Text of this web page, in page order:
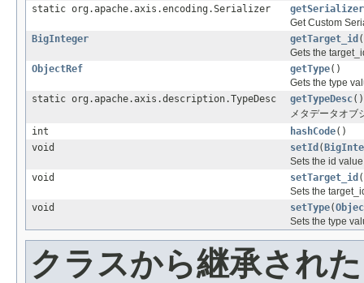
static org.apache.axis.encoding.Serializer
getSerializer
Get Custom
BigInteger
getTarget_id
Gets the
ObjectRef
getType()
Gets the type
static org.apache.axis.description.TypeDesc
getTypeDesc()
メタデータオブ
int
hashCode()
void
setId (
Sets the id
void
setTarget_id (
Sets the
void
setType(
Sets the type
クラスから継承され